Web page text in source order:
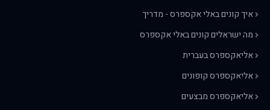
איך קונים באלי אקספרס - מדריך
מה ישראלים קונים באלי אקספרס
אליאקספרס בעברית
אליאקספרס קופונים
אליאקספרס מבצעים